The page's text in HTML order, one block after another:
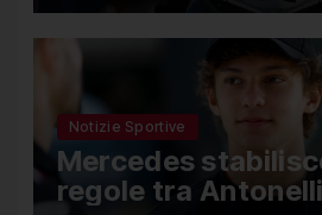
Notizie Sportive
Mercedes
regole tra